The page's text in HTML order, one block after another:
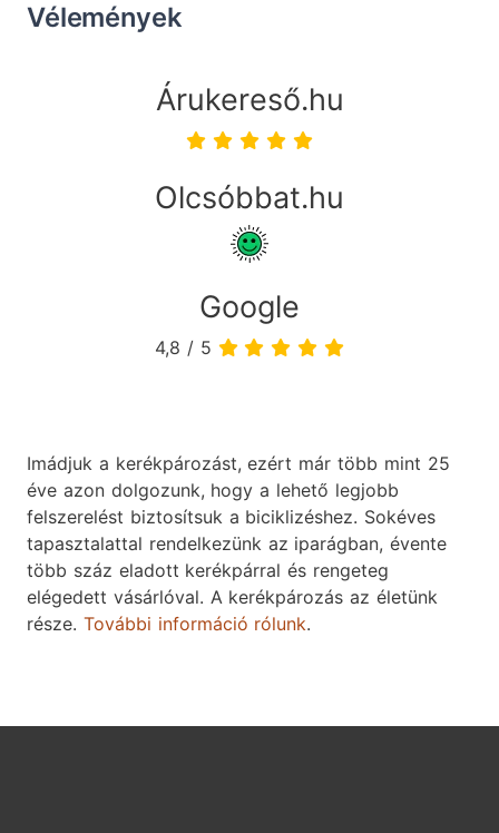
Vélemények
Árukereső.hu
Olcsóbbat.hu
Google
4,8 / 5
Imádjuk a kerékpározást, ezért már több mint 25
éve azon dolgozunk, hogy a lehető legjobb
felszerelést biztosítsuk a biciklizéshez. Sokéves
tapasztalattal rendelkezünk az iparágban, évente
több száz eladott kerékpárral és rengeteg
elégedett vásárlóval. A kerékpározás az életünk
része. További információ rólunk.